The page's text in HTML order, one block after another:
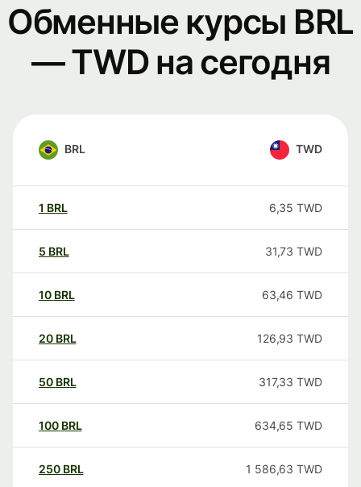
Обменные курсы BRL
— TWD на сегодня
BRL TWD
1 BRL 6,35 TWD
5 BRL 31,73 TWD
10 BRL 63,46 TWD
20 BRL 126,93 TWD
50 BRL 317,33 TWD
100 BRL 634,65 TWD
250 BRL 1 586,63 TWD